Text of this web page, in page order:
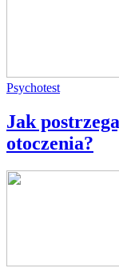
Psychotest
Jak
otoczenia?